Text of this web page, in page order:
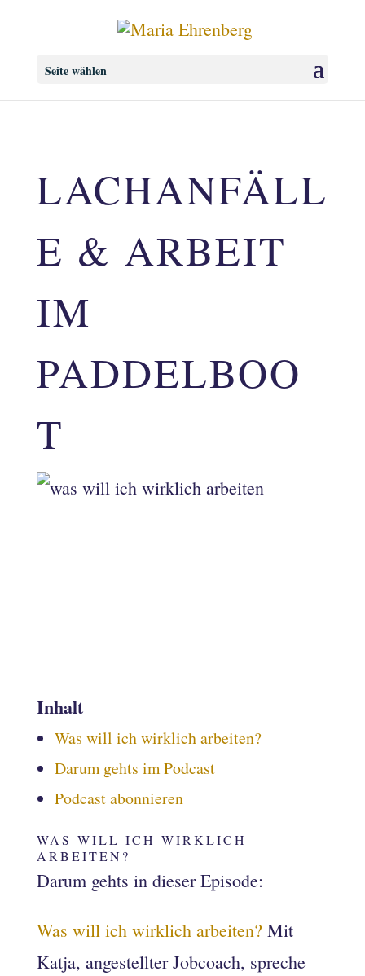
Seite wählen
LACHANFÄLL
E & ARBEIT
IM
PADDELBOO
T
Inhalt
Was will ich wirklich arbeiten?
Darum gehts im Podcast
Podcast abonnieren
WAS WILL ICH WIRKLICH
ARBEITEN?
Darum gehts in dieser Episode:
Was will ich wirklich arbeiten? Mit
Katja, angestellter Jobcoach, spreche